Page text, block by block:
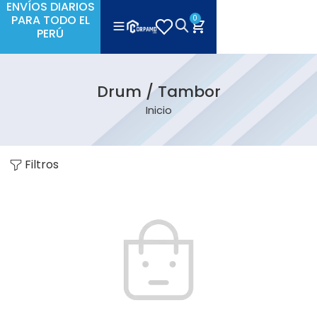
ENVÍOS DIARIOS
PARA TODO EL
PERÚ
0
Drum / Tambor
Inicio
Filtros